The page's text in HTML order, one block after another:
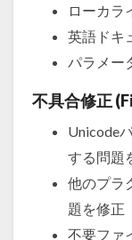
ローカラ
英語ドキ
パラメー
不具合修正
Unicode
する問題
他のプラ
題を修正
不要ファ